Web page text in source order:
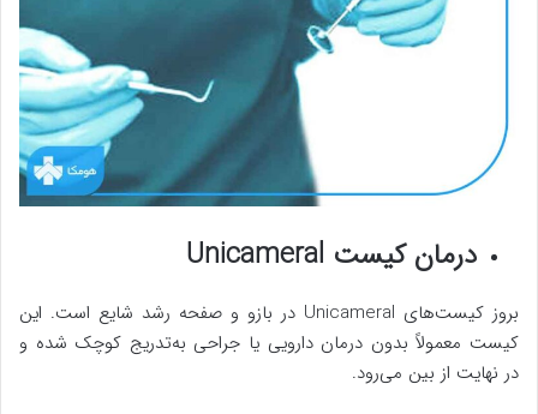
درمان کیست Unicameral
بروز کیست‌های Unicameral در بازو و صفحه رشد شایع است. این
کیست معمولاً بدون درمان دارویی یا جراحی به‌تدریج کوچک شده و
در نهایت از بین می‌رود.